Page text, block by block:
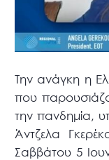
Την ανάγκη η
που
την πανδημία,
Άντζελα
Σαββάτου 5